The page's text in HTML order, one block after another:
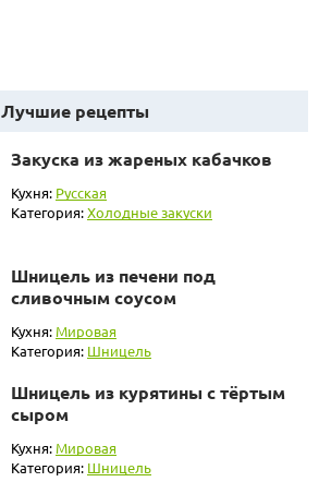
Лучшие рецепты
Закуска из жареных кабачков
Кухня: Русская
Категория:Холодные закуски
Шницель из печени под
сливочным соусом
Кухня: Мировая
Категория: Шницель
Шницель из курятины с тёртым
сыром
Кухня: Мировая
Категория: Шницель